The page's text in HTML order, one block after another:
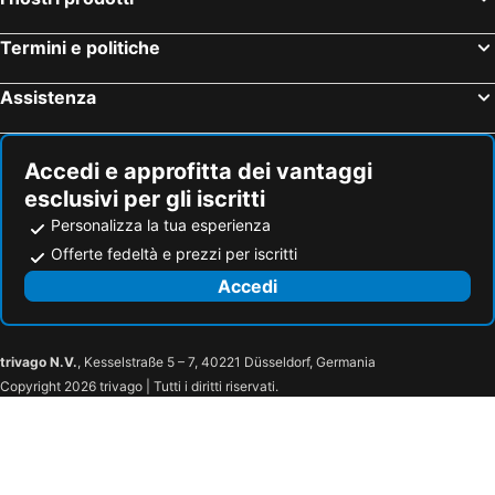
Hotel Warrnambool
Hotel Busselton
Hotel Cape Tribulation
Termini e politiche
Assistenza
Accedi e approfitta dei vantaggi
esclusivi per gli iscritti
Personalizza la tua esperienza
Offerte fedeltà e prezzi per iscritti
Accedi
trivago N.V., Kesselstraße 5 – 7, 40221 Düsseldorf, Germania
Copyright 2026 trivago | Tutti i diritti riservati.